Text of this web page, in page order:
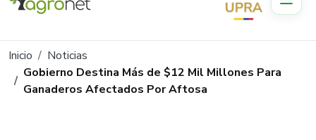
Ruta de navegación
Inicio
Noticias
Gobierno Destina Más de $12 Mil Millones Para
Ganaderos Afectados Por Aftosa